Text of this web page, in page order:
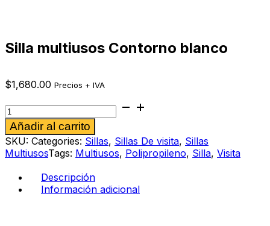
Silla multiusos Contorno blanco
$1,680.00 Precios + IVA
Silla
multiusos
Contorno
blanco
cantidad
Añadir al carrito
SKU: Categories: Sillas, Sillas De visita, Sillas
MultiusosTags: Multiusos, Polipropileno, Silla, Visita
Descripción
Información adicional